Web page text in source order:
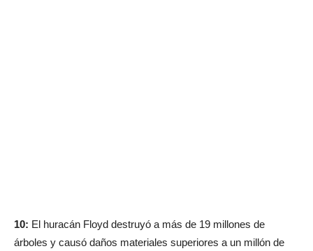
10: El huracán Floyd destruyó a más de 19 millones de
árboles y causó daños materiales superiores a un millón de